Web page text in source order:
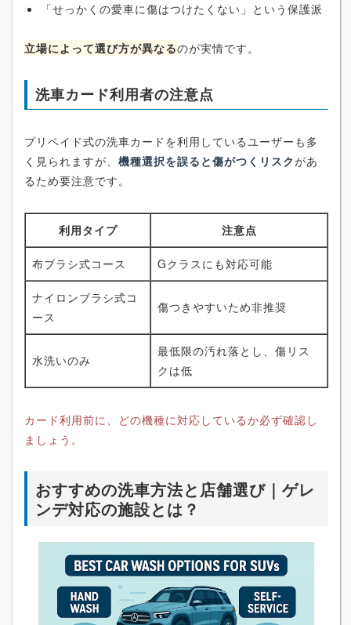
「せっかくの愛車に傷はつけたくない」という保護派
立場によって選び方が異なるのが実情です。
洗車カード利用者の注意点
プリペイド式の洗車カードを利用しているユーザーも多
く見られますが、 機種選択を誤ると傷がつくリスクがあ
るため要注意です。
利用タイプ 注意点
布ブラシ式コース Gクラスにも対応可能
ナイロンブラシ式コ
ース
傷つきやすいため非推奨
水洗いのみ
最低限の汚れ落とし、傷リス
クは低
カード利用前に、どの機種に対応しているか必ず確認し
ましょう。
おすすめの洗車方法と店舗選び｜ゲレ
ンデ対応の施設とは？